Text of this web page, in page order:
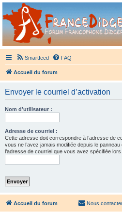
France Didgeridoo
Didgeridoo et Guimbarde sur France Didgeridoo -
Smartfeed FAQ
Accueil du forum
Envoyer le courriel d’activation
Nom d’utilisateur :
Adresse de courriel :
Cette adresse doit correspondre à l’adresse de
vous ne l’avez jamais modifiée depuis le panneau
l’adresse de courriel que vous avez spécifiée
Accueil du forum Nous